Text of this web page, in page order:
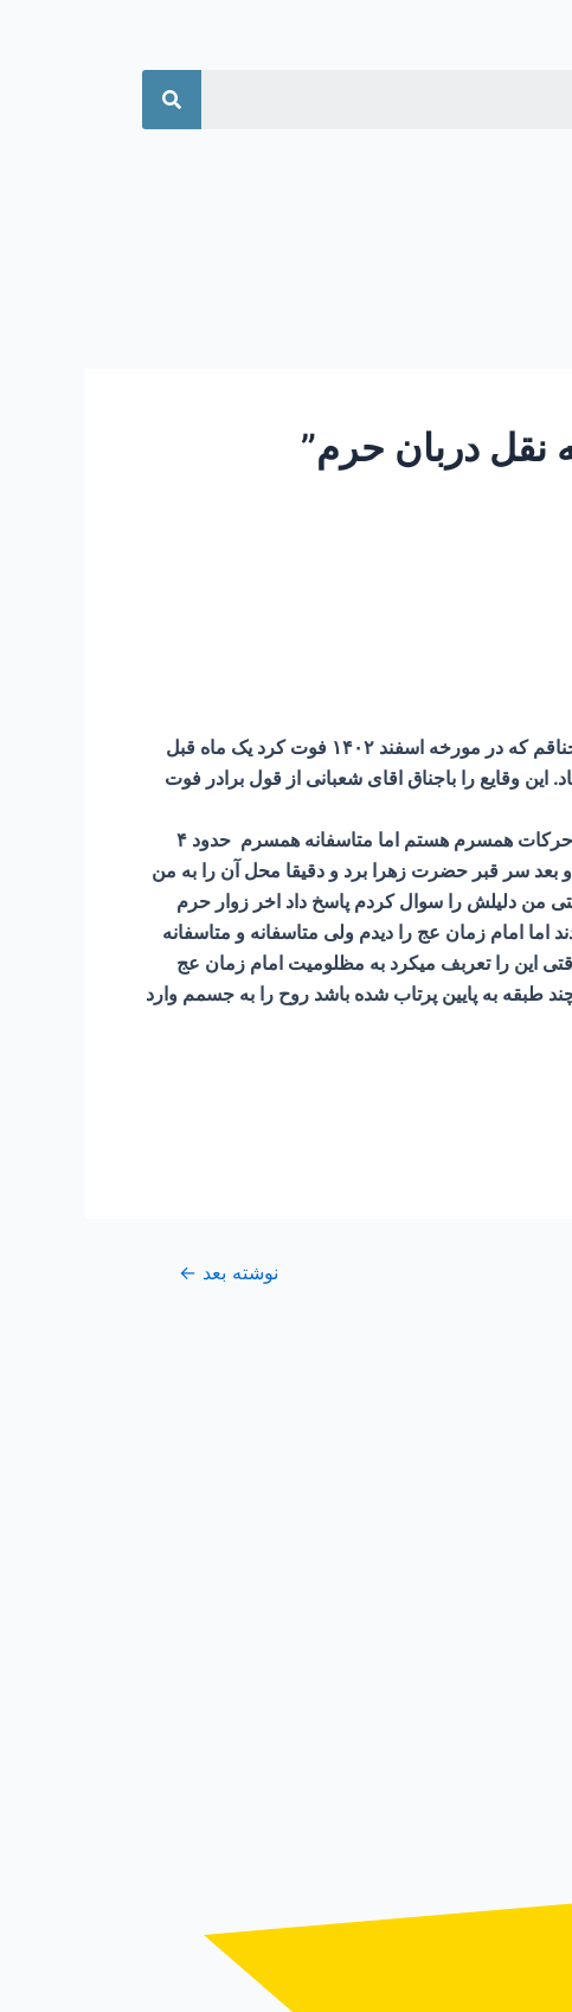
جستجو
ماجرای زیر را اقای شعبانی دربان حرم امام رضا ع بشماره تماس ۰۹۱۵۱۱۰۰۲۶۱ نقل نمودند.ایشان گفتند برادر باجناقم که در مورخه اسفند ۱۴۰۲ فوت کرد یک ماه قبل
وقایع را باجناق اقای شعبانی از قول برادر فوت
ابتدا بشدت جانم گرفته شد بطوری که گویا ریه هایم کنده میشوند وبعد که ارام شد دیدم کنار بدنم ایستاده ام و ناظر حرکات همسرم هستم اما متاسفانه همسرم حدود ۴
و بعد سر قبر حضرت زهرا برد و دقیقا محل آن را به من
من دلیلش را سوال کردم پاسخ داد اخر زوار حرم
امام زمان عج را دیدم ولی متاسفانه و متاسفانه
این را تعربف میکرد به مظلومیت امام زمان عج
طبقه به پایین پرتاب شده باشد روح را به جسمم وارد
نوشته بعد ←